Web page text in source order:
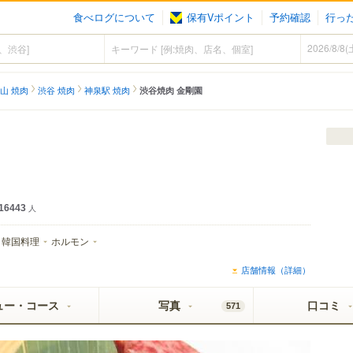
食べログについて 保有Vポイント 予約確認 行っ
焼肉 渋谷 焼肉 神泉駅 焼肉 渋谷焼肉 金剛園
人
韓国料理 ホルモン
店舗情報（詳細）
ー・コース 写真 571 口コミ